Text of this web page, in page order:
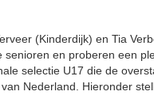
(Kinderdijk) en Tia
en proberen een
selectie U17 die de
Nederland. Hieronder